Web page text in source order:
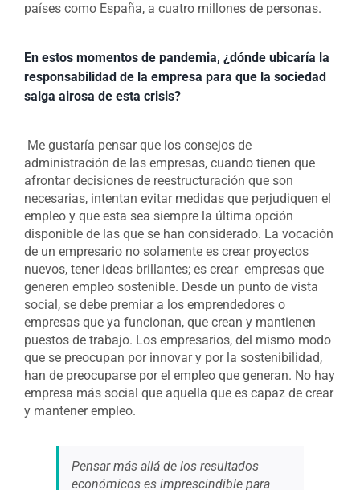
países como España, a cuatro millones de personas.
En estos momentos de pandemia, ¿dónde ubicaría la
responsabilidad de la empresa para que la sociedad
salga airosa de esta crisis?
Me gustaría pensar que los consejos de
administración de las empresas, cuando tienen que
afrontar decisiones de reestructuración que son
necesarias, intentan evitar medidas que perjudiquen el
empleo y que esta sea siempre la última opción
disponible de las que se han considerado. La vocación
de un empresario no solamente es crear proyectos
nuevos, tener ideas brillantes; es crear empresas que
generen empleo sostenible. Desde un punto de vista
social, se debe premiar a los emprendedores o
empresas que ya funcionan, que crean y mantienen
puestos de trabajo. Los empresarios, del mismo modo
que se preocupan por innovar y por la sostenibilidad,
han de preocuparse por el empleo que generan. No hay
empresa más social que aquella que es capaz de crear
y mantener empleo.
Pensar más allá de los resultados
económicos es imprescindible para